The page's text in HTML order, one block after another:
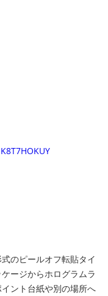
のピールオフ転貼タイ
ージからホログラムラ
ント台紙や別の場所へ